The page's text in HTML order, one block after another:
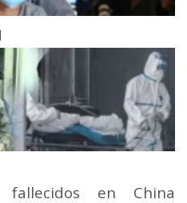
en China